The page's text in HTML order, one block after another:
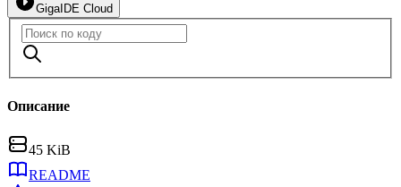
GigaIDE Cloud
Описание
45 KiB
README